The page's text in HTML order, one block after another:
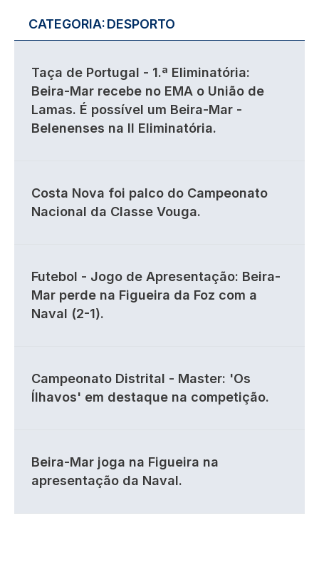
CATEGORIA:DESPORTO
Taça de Portugal - 1.ª Eliminatória:
Beira-Mar recebe no EMA o União de
Lamas. É possível um Beira-Mar -
Belenenses na II Eliminatória.
Costa Nova foi palco do Campeonato
Nacional da Classe Vouga.
Futebol - Jogo de Apresentação: Beira-
Mar perde na Figueira da Foz com a
Naval (2-1).
Campeonato Distrital - Master: 'Os
Ílhavos' em destaque na competição.
Beira-Mar joga na Figueira na
apresentação da Naval.